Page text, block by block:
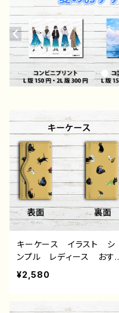
キーケース イラスト シ
ンプル レディース おす
すめ おしゃれ 可愛い
キーケース革 人気 イラ
エイター タイトル：くろね
¥2,580